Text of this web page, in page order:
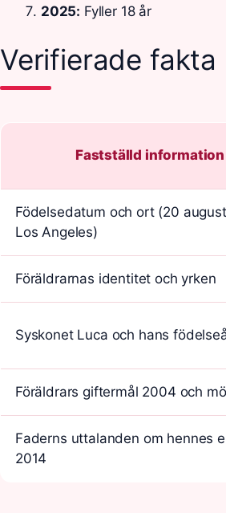
2025: Fyller 18 år
Verifierade
Fastställd information
Födelsedatum och ort (20
Los Angeles)
Föräldrarnas identitet och yrken
Syskonet Luca och hans
Föräldrars giftermål 2004 och
Faderns uttalanden om hennes
2014